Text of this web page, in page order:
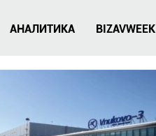
АНАЛИТИКА BIZAVWEEK